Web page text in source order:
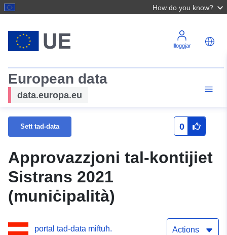
How do you know?
Illoggjar
European data
data.europa.eu
Sett tad-data 0
Approvazzjoni tal-kontijiet
Sistrans 2021
(muniċipalità)
portal tad-data miftuħ. Actions